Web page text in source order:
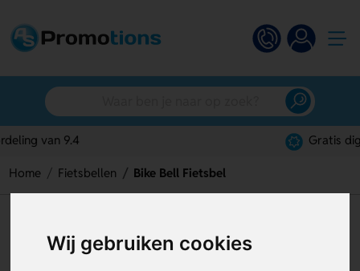
Wij gebruiken cookies
Home Fietsbellen Bike Bell Fietsbel
Bike Bell Fietsbel
Artikelnummer:128408